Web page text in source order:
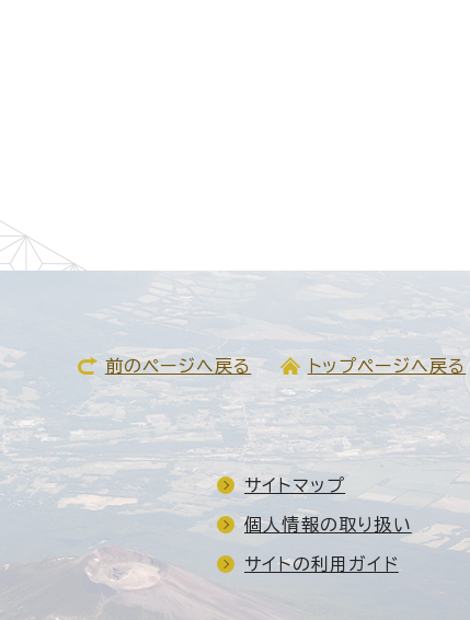
前のページへ戻る トップページへ戻る
サイトマップ
個人情報の取り扱い
サイトの利用ガイド